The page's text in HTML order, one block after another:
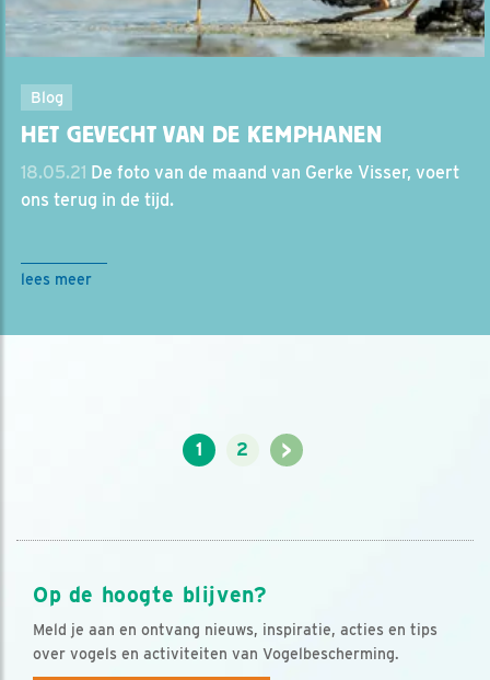
Blog
HET GEVECHT VAN DE KEMPHANEN
18.05.21 De foto van de maand van Gerke Visser, voert
ons terug in de tijd.
lees meer
1 2 >
Op de hoogte blijven?
Meld je aan en ontvang nieuws, inspiratie, acties en tips
over vogels en activiteiten van Vogelbescherming.